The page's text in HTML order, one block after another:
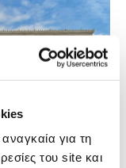
για τη
του site και